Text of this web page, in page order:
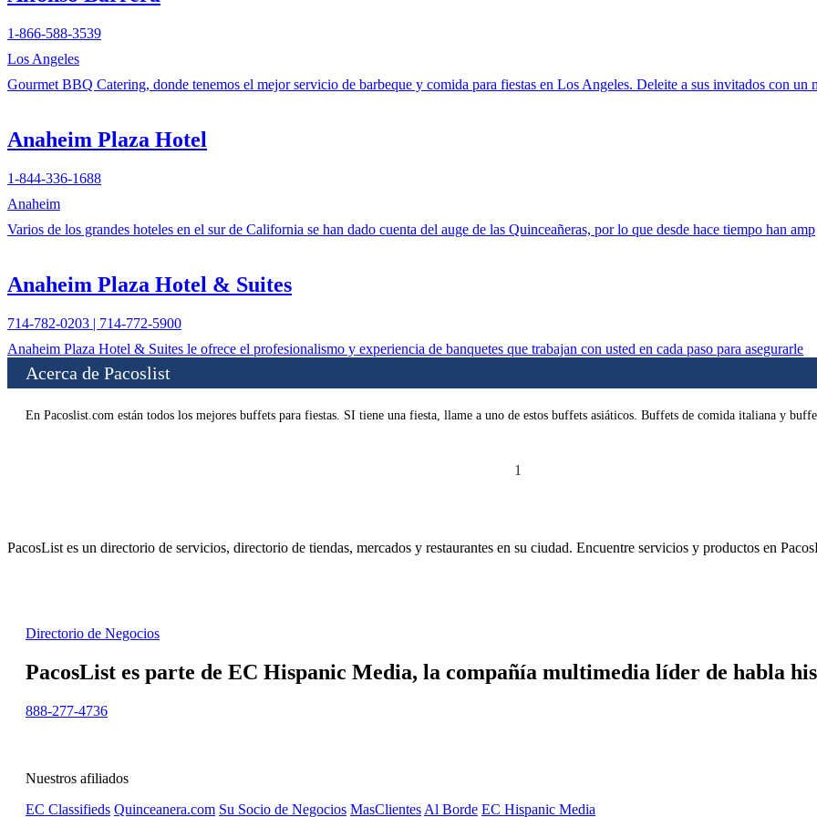
1-866-588-3539
Los Angeles
Gourmet BBQ Catering, donde tenemos el mejor servicio de barbeque y comida para fiestas en Los Angeles. Deleite a sus invitados con un
Anaheim Plaza Hotel
1-844-336-1688
Anaheim
Varios de los grandes hoteles en el sur de California se han dado cuenta del auge de las Quinceañeras, por lo que desde hace tiempo han amp
Anaheim Plaza Hotel & Suites
714-782-0203 | 714-772-5900
Anaheim Plaza Hotel & Suites le ofrece el profesionalismo y experiencia de banquetes que trabajan con usted en cada paso para asegurarle
Acerca de Pacoslist
En Pacoslist.com están todos los mejores buffets para fiestas. SI tiene una fiesta, llame a uno de estos buffets asiáticos. Buffets de comida italiana y
1
PacosList es un directorio de servicios, directorio de tiendas, mercados y restaurantes en su ciudad. Encuentre servicios y productos en
Directorio de Negocios
PacosList es parte de EC Hispanic Media, la compañía multimedia líder de habla
888-277-4736
Nuestros afiliados
EC Classifieds Quinceanera.com Su Socio de Negocios MasClientes Al Borde EC Hispanic Media